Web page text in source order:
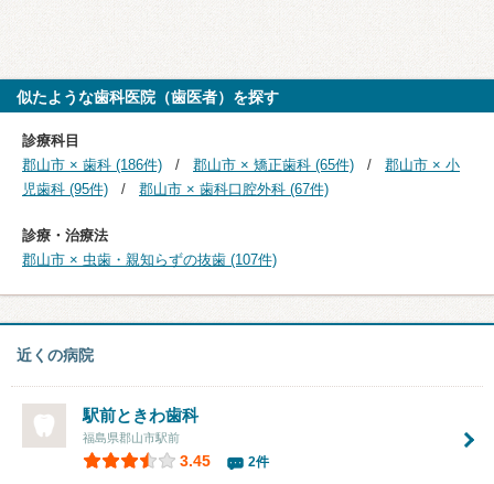
似たような歯科医院（歯医者）を探す
診療科目
郡山市 × 歯科 (186件)
郡山市 × 矯正歯科 (65件)
郡山市 × 小
児歯科 (95件)
郡山市 × 歯科口腔外科 (67件)
診療・治療法
郡山市 × 虫歯・親知らずの抜歯 (107件)
近くの病院
駅前ときわ歯科
福島県郡山市駅前
3.45 2件